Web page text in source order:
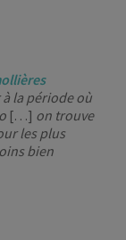
la période où
[…] on trouve
les plus
bien